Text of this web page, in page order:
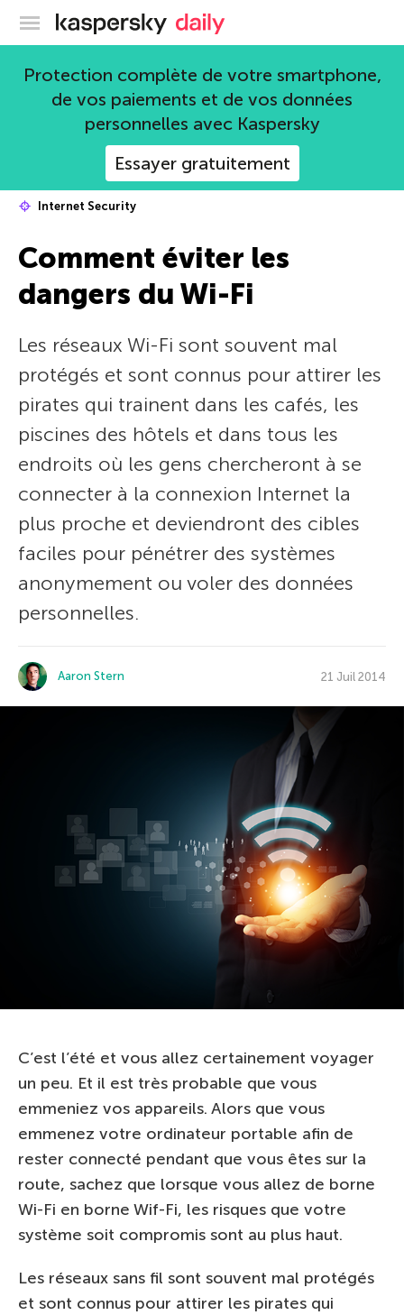
Blog officiel de Kaspersky
Protection complète de votre smartphone,
de vos paiements et de vos données
personnelles avec Kaspersky
Essayer gratuitement
Internet Security
Comment éviter les
dangers du Wi-Fi
Les réseaux Wi-Fi sont souvent mal
protégés et sont connus pour attirer les
pirates qui trainent dans les cafés, les
piscines des hôtels et dans tous les
endroits où les gens chercheront à se
connecter à la connexion Internet la
plus proche et deviendront des cibles
faciles pour pénétrer des systèmes
anonymement ou voler des données
personnelles.
Aaron Stern 21 Juil 2014
C’est l’été et vous allez certainement voyager
un peu. Et il est très probable que vous
emmeniez vos appareils. Alors que vous
emmenez votre ordinateur portable afin de
rester connecté pendant que vous êtes sur la
route, sachez que lorsque vous allez de borne
Wi-Fi en borne Wif-Fi, les risques que votre
système soit compromis sont au plus haut.
Les réseaux sans fil sont souvent mal protégés
et sont connus pour attirer les pirates qui